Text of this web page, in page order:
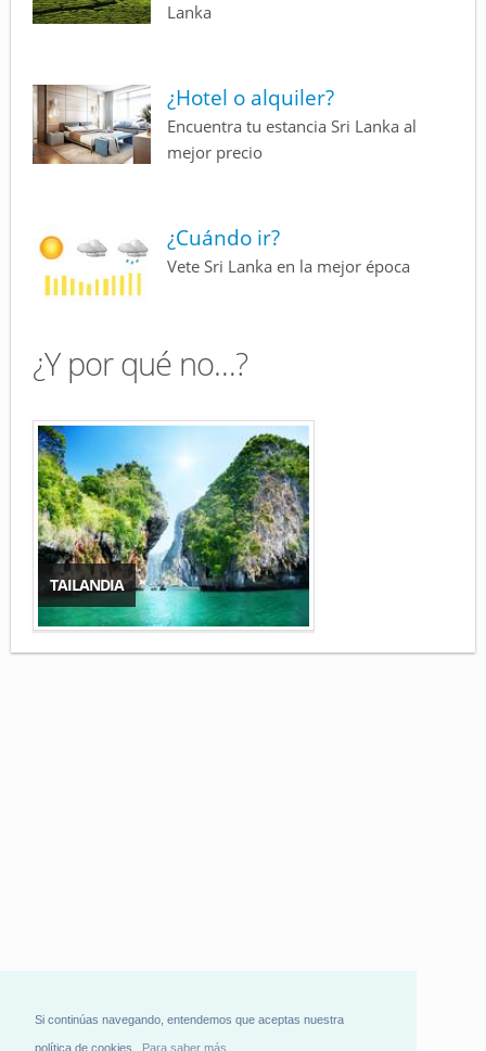
Si continúas navegando, entendemos que aceptas nuestra
política de cookies. Para saber más
Lanka
¿Hotel o alquiler?
Encuentra tu estancia Sri Lanka al
mejor precio
¿Cuándo ir?
Vete Sri Lanka en la mejor época
¿Y por qué no…?
TAILANDIA